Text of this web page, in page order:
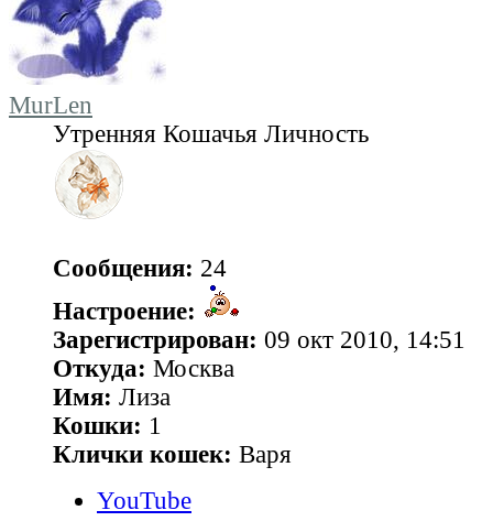
MurLen
Утренняя Кошачья Личность
Сообщения: 24
Настроение:
Зарегистрирован: 09 окт 2010, 14:51
Откуда: Москва
Имя: Лиза
Кошки: 1
Клички кошек: Варя
YouTube